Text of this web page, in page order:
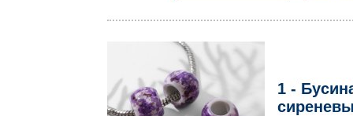
1 -